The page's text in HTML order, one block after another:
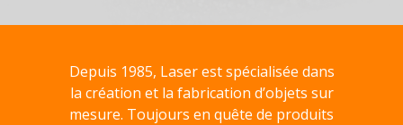
Depuis 1985, Laser est spécialisée dans
la création et la fabrication d’objets sur
mesure. Toujours en quête de produits